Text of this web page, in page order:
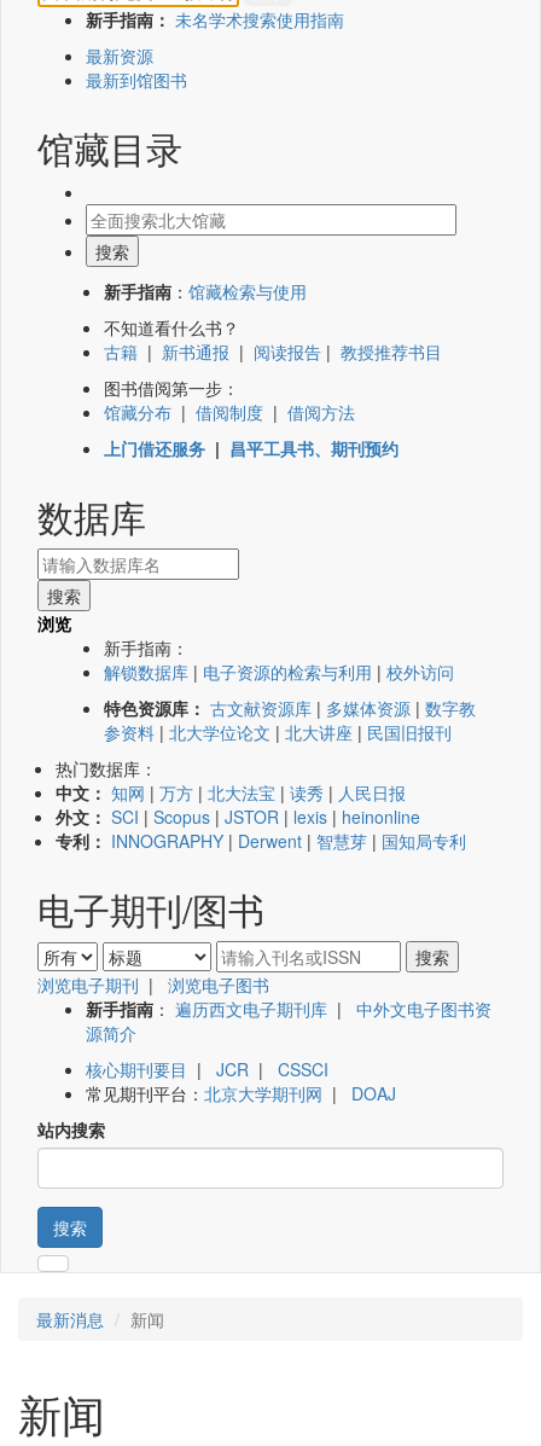
新手指南： 未名学术搜索使用指南
最新资源
最新到馆图书
馆藏目录
新手指南 ： 馆藏检索与使用
不知道看什么书？
古籍 | 新书通报 | 阅读报告 | 教授推荐书目
图书借阅第一步：
馆藏分布 | 借阅制度 | 借阅方法
上门借还服务 | 昌平工具书、期刊预约
数据库
浏览
新手指南：
解锁数据库 | 电子资源的检索与利用 | 校外访问
特色资源库： 古文献资源库 | 多媒体资源 | 数字教
参资料 | 北大学位论文 | 北大讲座 | 民国旧报刊
热门数据库：
中文： 知网 | 万方 | 北大法宝 | 读秀 | 人民日报
外文： SCI | Scopus | JSTOR | lexis | heinonline
专利： INNOGRAPHY | Derwent | 智慧芽 | 国知局专利
电子期刊/图书
浏览电子期刊 | 浏览电子图书
新手指南 ： 遍历西文电子期刊库 | 中外文电子图书资
源简介
核心期刊要目 | JCR | CSSCI
常见期刊平台： 北京大学期刊网 | DOAJ
站内搜索
搜索
最新消息 新闻
新闻